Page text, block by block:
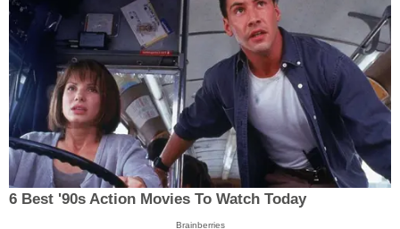
6 Best '90s Action Movies To Watch Today
Brainberries